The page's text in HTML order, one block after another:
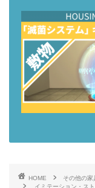
HOME
その他の家